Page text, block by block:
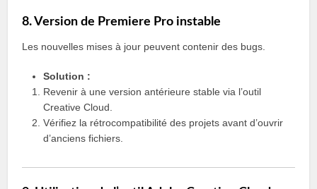
8. Version de Premiere Pro instable
Les nouvelles mises à jour peuvent contenir des bugs.
Solution :
Revenir à une version antérieure stable via l’outil
Creative Cloud.
Vérifiez la rétrocompatibilité des projets avant d’ouvrir
d’anciens fichiers.